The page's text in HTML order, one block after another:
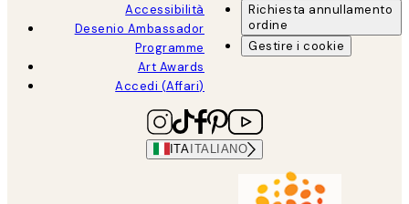
Accessibilità
Desenio Ambassador
Programme
Art Awards
Accedi (Affari)
Richiesta annullamento
ordine
Gestire i cookie
ITA ITALIANO